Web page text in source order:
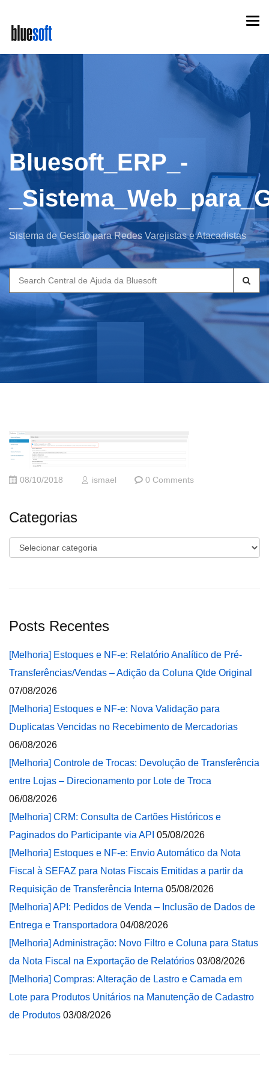
main
content
Bluesoft_ERP_-
Sistema de Gestão para Redes Varejistas e Atacadistas
Search
for:
08/10/2018 ismael 0 Comments
Categorias
Categorias
Posts Recentes
[Melhoria] Estoques e NF-e: Relatório Analítico de Pré-
Transferências/Vendas – Adição da Coluna Qtde Original
07/08/2026
[Melhoria] Estoques e NF-e: Nova Validação para
Duplicatas Vencidas no Recebimento de Mercadorias
06/08/2026
[Melhoria] Controle de Trocas: Devolução de Transferência
entre Lojas – Direcionamento por Lote de Troca
06/08/2026
[Melhoria] CRM: Consulta de Cartões Históricos e
Paginados do Participante via API 05/08/2026
[Melhoria] Estoques e NF-e: Envio Automático da Nota
Fiscal à SEFAZ para Notas Fiscais Emitidas a partir da
Requisição de Transferência Interna 05/08/2026
[Melhoria] API: Pedidos de Venda – Inclusão de Dados de
Entrega e Transportadora 04/08/2026
[Melhoria] Administração: Novo Filtro e Coluna para Status
da Nota Fiscal na Exportação de Relatórios 03/08/2026
[Melhoria] Compras: Alteração de Lastro e Camada em
Lote para Produtos Unitários na Manutenção de Cadastro
de Produtos 03/08/2026